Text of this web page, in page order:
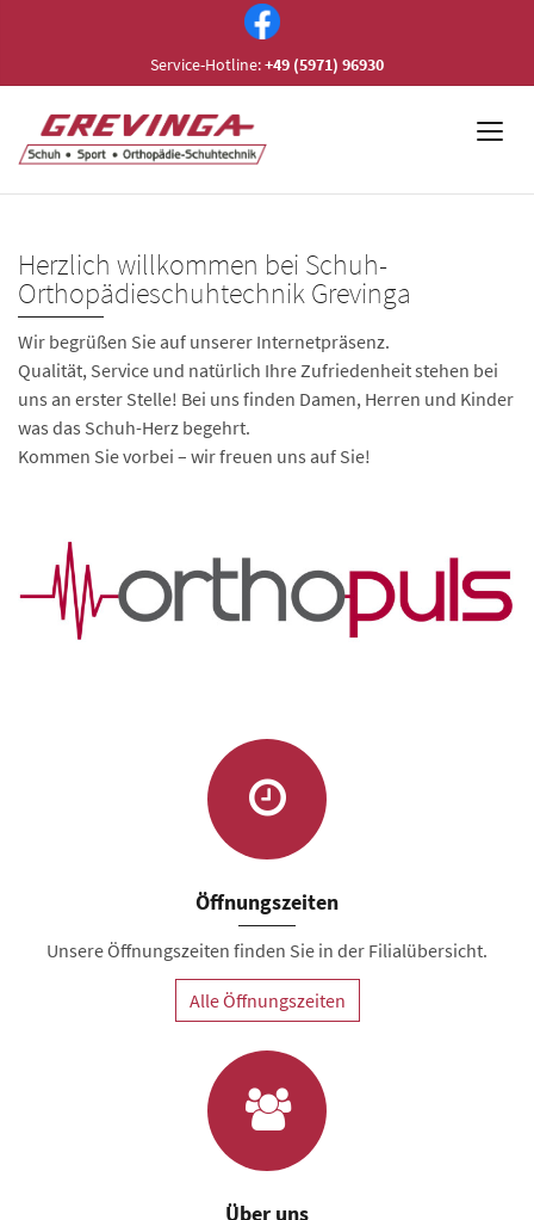
Service-Hotline:+49 (5971) 96930
Herzlich willkommen bei Schuh-
Orthopädieschuhtechnik Grevinga
Wir begrüßen Sie auf unserer Internetpräsenz.
Qualität, Service und natürlich Ihre Zufriedenheit stehen bei
uns an erster Stelle! Bei uns finden Damen, Herren und Kinder
was das Schuh-Herz begehrt.
Kommen Sie vorbei – wir freuen uns auf Sie!
Öffnungszeiten
Unsere Öffnungszeiten finden Sie in der Filialübersicht.
Alle Öffnungszeiten
Über uns